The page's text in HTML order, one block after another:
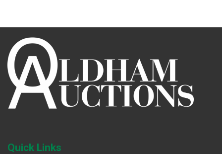
Quick Links